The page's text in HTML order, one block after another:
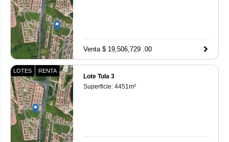
Venta $ 19,506,729 .00
LOTES RENTA
Lote Tula 3
Superficie: 4451 m²